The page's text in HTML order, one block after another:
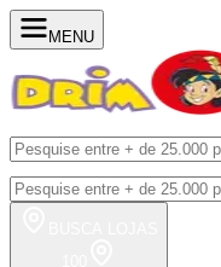
MENU